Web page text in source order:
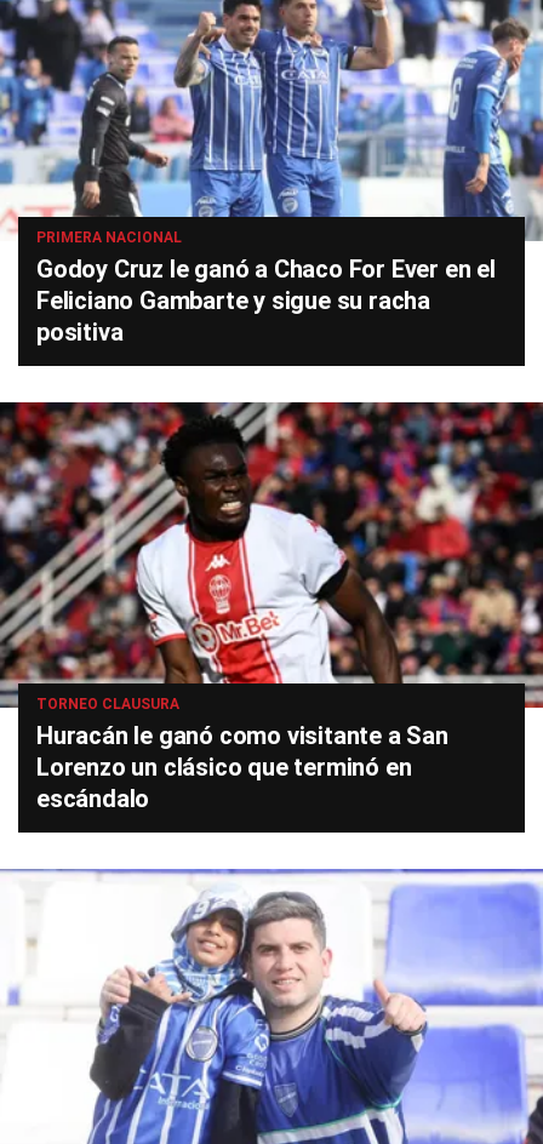
PRIMERA NACIONAL
Godoy Cruz le ganó a Chaco For Ever en el
Feliciano Gambarte y sigue su racha
positiva
TORNEO CLAUSURA
Huracán le ganó como visitante a San
Lorenzo un clásico que terminó en
escándalo